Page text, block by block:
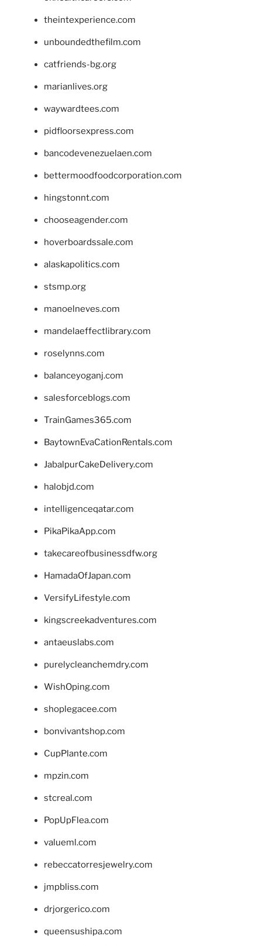
theintexperience.com
unboundedthefilm.com
catfriends-bg.org
marianlives.org
waywardtees.com
pidfloorsexpress.com
bancodevenezuelaen.com
bettermoodfoodcorporation.com
hingstonnt.com
chooseagender.com
hoverboardssale.com
alaskapolitics.com
stsmp.org
manoelneves.com
mandelaeffectlibrary.com
roselynns.com
balanceyoganj.com
salesforceblogs.com
TrainGames365.com
BaytownEvaCationRentals.com
JabalpurCakeDelivery.com
halobjd.com
intelligenceqatar.com
PikaPikaApp.com
takecareofbusinessdfw.org
HamadaOfJapan.com
VersifyLifestyle.com
kingscreekadventures.com
antaeuslabs.com
purelycleanchemdry.com
WishOping.com
shoplegacee.com
bonvivantshop.com
CupPlante.com
mpzin.com
stcreal.com
PopUpFlea.com
valueml.com
rebeccatorresjewelry.com
jmpbliss.com
drjorgerico.com
queensushipa.com